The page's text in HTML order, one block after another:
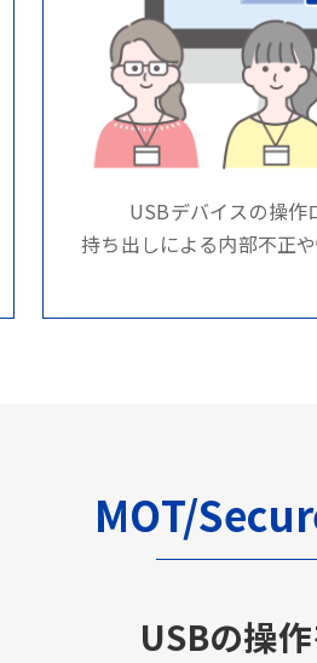
USBデバイスの操作
持ち出しによる内部不正
MOT/
USBの操